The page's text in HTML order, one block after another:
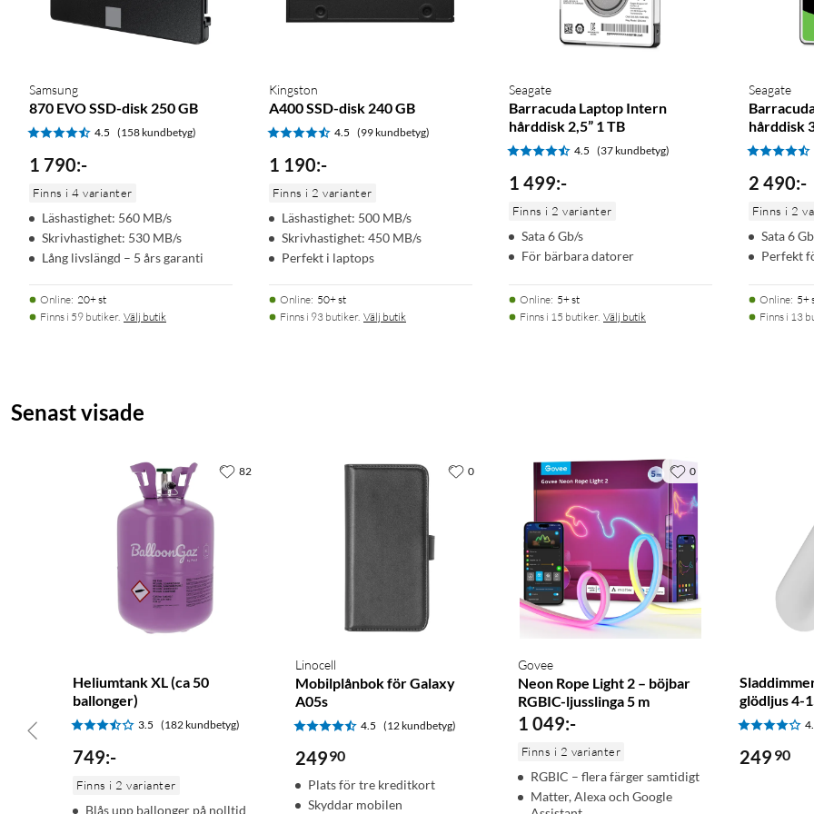
Encryption: AES 256-bit Encryption (Class 0)TCG/Opal IEEE1667
Mått: 80x24,3x8,2 mm
Intern hårddisk
Samsung
870 EVO SSD-disk 250 GB
4.5 (158 kundbetyg)
1 790:-
Finns i 4 varianter
Läshastighet: 560 MB/s
Skrivhastighet: 530 MB/s
Lång livslängd – 5 års garanti
Online: 20+ st
Finns i 59 butiker. Välj butik
Kingston
A400 SSD-disk 240 GB
4.5 (99 kundbetyg)
1 190:-
Finns i 2 varianter
Läshastighet: 500 MB/s
Skrivhastighet: 450 MB/s
Perfekt i laptops
Online: 50+ st
Finns i 93 butiker. Välj butik
Seagate
Barracuda Laptop Intern
hårddisk 2,5” 1 TB
4.5 (37 kundbetyg)
1 499:-
Finns i 2 varianter
Sata 6 Gb/s
För bärbara datorer
Online: 5+ st
Finns i 15 butiker. Välj butik
Seagate
hårddisk
2 490:-
Finns i 2
Sata 6
Perfekt
Online: 5+
Finns i 13
Senast visade
Heliumtank XL (ca 50
ballonger)
3.5 (182 kundbetyg)
749:-
Finns i 2 varianter
Blås upp ballonger på nolltid
82
Linocell
Mobilplånbok för Galaxy
A05s
4.5 (12 kundbetyg)
24990
Plats för tre kreditkort
Skyddar mobilen
0
Govee
Neon Rope Light 2 – böjbar
RGBIC-ljusslinga 5 m
1 049:-
Finns i 2 varianter
RGBIC – flera färger samtidigt
Matter, Alexa och Google
0
glödljus 4-
249 90